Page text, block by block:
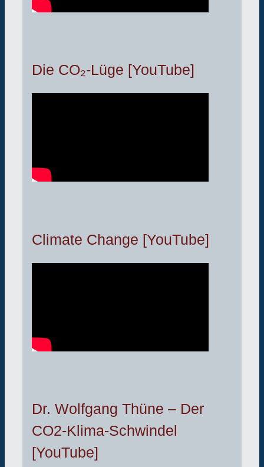
Die CO₂-Lüge [YouTube]
Climate Change [YouTube]
Dr. Wolfgang Thüne – Der
CO2-Klima-Schwindel
[YouTube]